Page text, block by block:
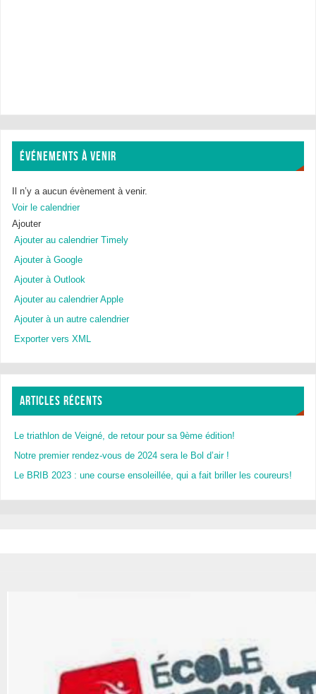
ÉVÉNEMENTS À VENIR
Il n’y a aucun évènement à venir.
Voir le calendrier
Ajouter
Ajouter au calendrier Timely
Ajouter à Google
Ajouter à Outlook
Ajouter au calendrier Apple
Ajouter à un autre calendrier
Exporter vers XML
ARTICLES RÉCENTS
Le triathlon de Veigné, de retour pour sa 9ème édition!
Notre premier rendez-vous de 2024 sera le Bol d’air !
Le BRIB 2023 : une course ensoleillée, qui a fait briller les coureurs!